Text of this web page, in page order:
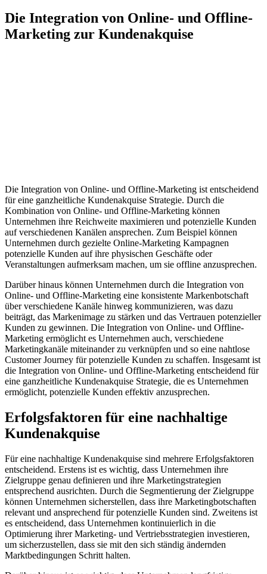
Die Integration von Online- und Offline-
Marketing zur Kundenakquise
Die Integration von Online- und Offline-Marketing ist entscheidend
für eine ganzheitliche Kundenakquise Strategie. Durch die
Kombination von Online- und Offline-Marketing können
Unternehmen ihre Reichweite maximieren und potenzielle Kunden
auf verschiedenen Kanälen ansprechen. Zum Beispiel können
Unternehmen durch gezielte Online-Marketing Kampagnen
potenzielle Kunden auf ihre physischen Geschäfte oder
Veranstaltungen aufmerksam machen, um sie offline anzusprechen.
Darüber hinaus können Unternehmen durch die Integration von
Online- und Offline-Marketing eine konsistente Markenbotschaft
über verschiedene Kanäle hinweg kommunizieren, was dazu
beiträgt, das Markenimage zu stärken und das Vertrauen potenzieller
Kunden zu gewinnen. Die Integration von Online- und Offline-
Marketing ermöglicht es Unternehmen auch, verschiedene
Marketingkanäle miteinander zu verknüpfen und so eine nahtlose
Customer Journey für potenzielle Kunden zu schaffen. Insgesamt ist
die Integration von Online- und Offline-Marketing entscheidend für
eine ganzheitliche Kundenakquise Strategie, die es Unternehmen
ermöglicht, potenzielle Kunden effektiv anzusprechen.
Erfolgsfaktoren für eine nachhaltige
Kundenakquise
Für eine nachhaltige Kundenakquise sind mehrere Erfolgsfaktoren
entscheidend. Erstens ist es wichtig, dass Unternehmen ihre
Zielgruppe genau definieren und ihre Marketingstrategien
entsprechend ausrichten. Durch die Segmentierung der Zielgruppe
können Unternehmen sicherstellen, dass ihre Marketingbotschaften
relevant und ansprechend für potenzielle Kunden sind. Zweitens ist
es entscheidend, dass Unternehmen kontinuierlich in die
Optimierung ihrer Marketing- und Vertriebsstrategien investieren,
um sicherzustellen, dass sie mit den sich ständig ändernden
Marktbedingungen Schritt halten.